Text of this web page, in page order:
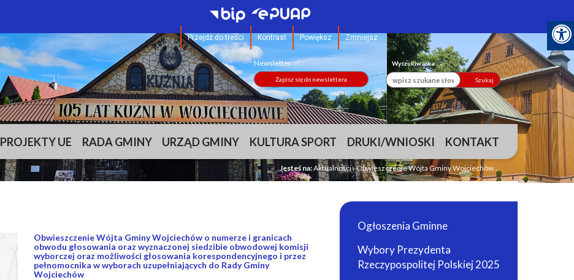
Przejdź do treści Kontrast Powiększ Zmniejsz
Newsletter
Zapisz się do newslettera
Wyszukiwarka
Szukaj
PROJEKTY UE RADA GMINY URZĄD GMINY KULTURA SPORT DRUKI/WNIOSKI KONTAKT
Jesteś na:Aktualności› Obwieszczenie Wójta Gminy Wojciechów...
Obwieszczenie Wójta Gminy Wojciechów o numerze i granicach
obwodu głosowania oraz wyznaczonej siedzibie obwodowej komisji
wyborczej oraz możliwości głosowania korespondencyjnego i przez
pełnomocnika w wyborach uzupełniających do Rady Gminy
Wojciechów
Ogłoszenia Gminne
Wybory Prezydenta
Rzeczypospolitej Polskiej 2025